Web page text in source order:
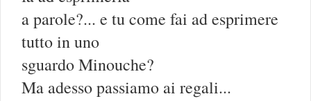
a parole?... e tu come fai ad esprimere
tutto in uno
sguardo Minouche?
Ma adesso passiamo ai regali...